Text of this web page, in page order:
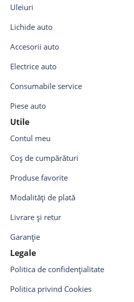
Uleiuri
Lichide auto
Accesorii auto
Electrice auto
Consumabile service
Piese auto
Utile
Contul meu
Coș de cumpărături
Produse favorite
Modalități de plată
Livrare și retur
Garanție
Legale
Politica de confidențialitate
Politica privind Cookies